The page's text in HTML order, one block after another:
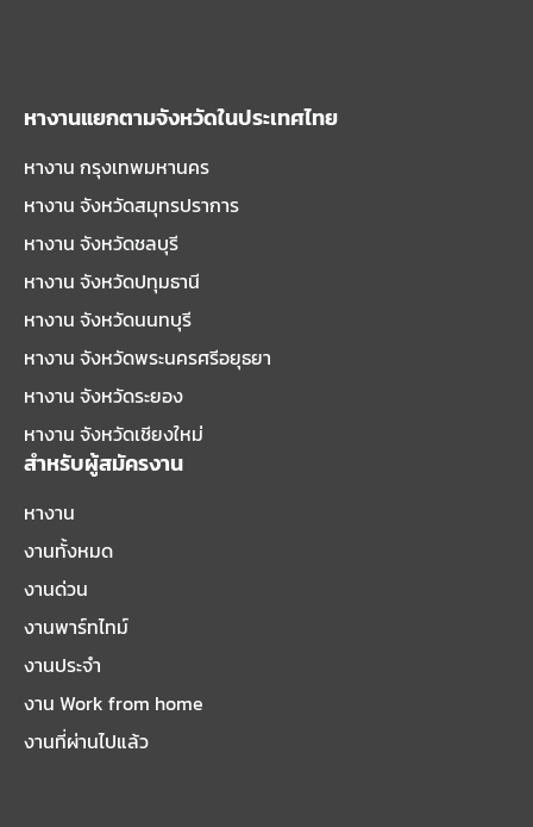
หางานแยกตามจังหวัดในประเทศไทย
หางาน กรุงเทพมหานคร
หางาน จังหวัดสมุทรปราการ
หางาน จังหวัดชลบุรี
หางาน จังหวัดปทุมธานี
หางาน จังหวัดนนทบุรี
หางาน จังหวัดพระนครศรีอยุธยา
หางาน จังหวัดระยอง
หางาน จังหวัดเชียงใหม่
สำหรับผู้สมัครงาน
หางาน
งานทั้งหมด
งานด่วน
งานพาร์ทไทม์
งานประจำ
งาน Work from home
งานที่ผ่านไปแล้ว